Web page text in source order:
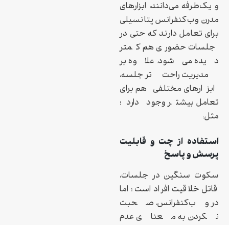
و یک‌طرفه می‌دانند، ابزارهای
مدرن وب‌کنفرانس پتانسیلی
برای تعامل دارند که حتی در
جلسات حضوری هم کمتر
دیده می‌شود. علاوه بر
مدیریت راحت‌تر جلسه،
ابزارهای مختلفی هم برای
تعامل بیشتر وجود دارد؛
مثل:
استفاده از چت و قابلیت
پرسش و پاسخ
سکوت سنگین در جلسات،
قاتل خلاقیت افراد است؛ اما
در وب‌کنفرانس، صحبت
نکردن به معنای عدم